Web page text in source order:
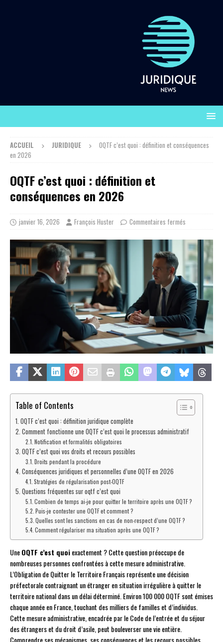
ACCUEIL JURIDIQUE
OQTF c’est quoi : définition et conséquences
en 2026
OQTF c’est quoi : définition et
conséquences en 2026
janvier 16, 2026 François Huster Commentaires fermés
Table of Contents
OQTF c’est quoi : définition juridique complète
Comment fonctionne une OQTF c’est quoi le processus administratif
Notification et formalités obligatoires
OQTF c’est quoi vos droits et recours possibles
Droits pendant la procédure
Conséquences juridiques et personnelles d’une OQTF en 2026
Stratégies de régularisation post-OQTF
Questions fréquentes sur oqtf c’est quoi
Combien de temps ai-je pour quitter le territoire après une OQTF ?
Puis-je contester une OQTF et comment ?
Quelles sont les sanctions en cas de non-respect d’une OQTF ?
Comment régulariser ma situation après une OQTF ?
UneOQTF c’est quoiexactement ? Cette question préoccupe de
nombreuses personnes confrontées à cette mesure administrative.
L’Obligation de Quitter le Territoire Français représente une décision
préfectorale contraignant un étranger en situation irrégulière à quitter le
territoire national dans un délai déterminé. Environ 100 000 OQTF sont émises
chaque année en France, touchant des milliers de familles et d’individus.
Cette mesure administrative, encadrée par le Code de l’entrée et du séjour
des étrangers et du droit d’asile, peut bouleverser une vie entière.